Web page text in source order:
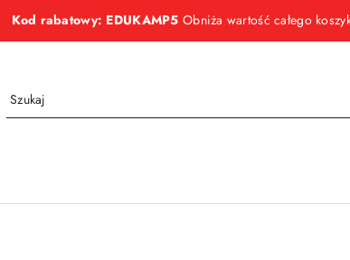
Kod rabatowy: EDUKAMP5 Obniża wartość całego